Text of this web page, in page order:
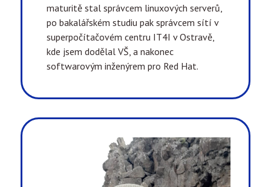
maturitě stal správcem linuxových serverů,
po bakalářském studiu pak správcem sítí v
superpočítačovém centru IT4I v Ostravě,
kde jsem dodělal VŠ, a nakonec
softwarovým inženýrem pro Red Hat.